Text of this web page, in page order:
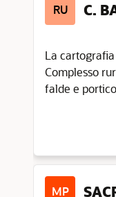
RU C.
La
Complesso
falde e
MP